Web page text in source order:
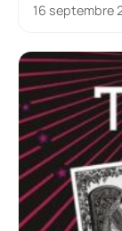
16 septembre